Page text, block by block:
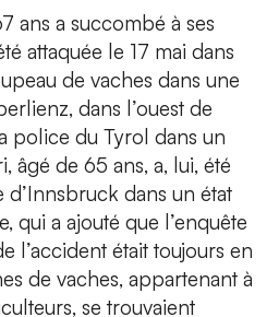
ans a succombé à ses
attaquée le 17 mai dans
de vaches dans une
dans l’ouest de
police du Tyrol dans un
âgé de 65 ans, a, lui, été
dans un état
qui a ajouté que l’enquête
l’accident était toujours en
de vaches, appartenant à
se trouvaient